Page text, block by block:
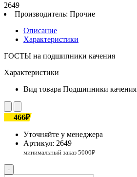
2649
Производитель: Прочие
Описание
Характеристики
ГОСТЫ на подшипники качения
Характеристики
Вид товара Подшипники качения
466₽
Уточняйте у менеджера
Артикул: 2649
-